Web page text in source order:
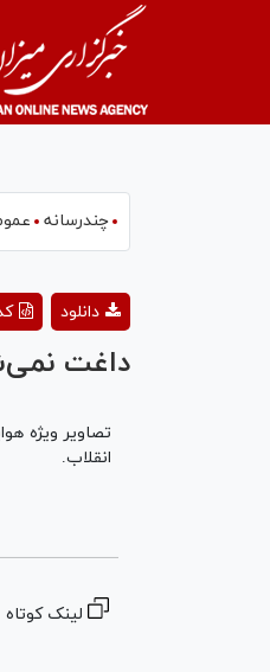
چندرسانه
دانلود
داغت
تصاویر ویژه
انقلاب.
لینک کوتاه